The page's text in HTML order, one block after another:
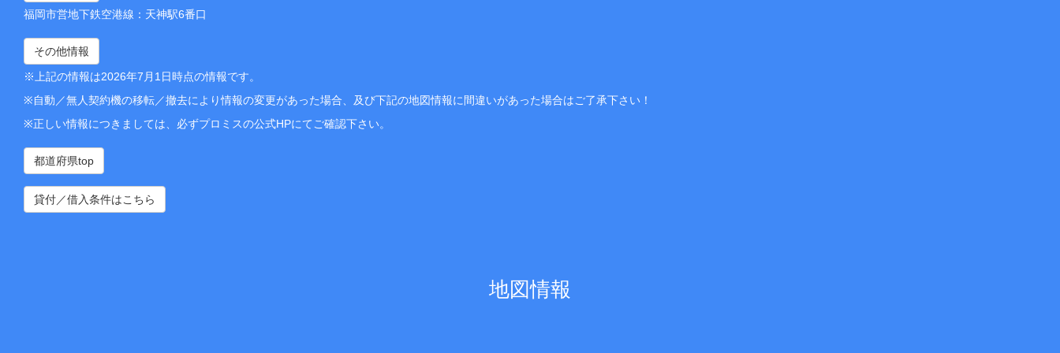
福岡市営地下鉄空港線：天神駅6番口
その他情報
※上記の情報は2026年7月1日時点の情報です。
※自動／無人契約機の移転／撤去により情報の変更があった場合、及び下記の地図情報に間違いがあった場合はご了承下さい！
※正しい情報につきましては、必ずプロミスの公式HPにてご確認下さい。
都道府県top
貸付／借入条件はこちら
地図情報